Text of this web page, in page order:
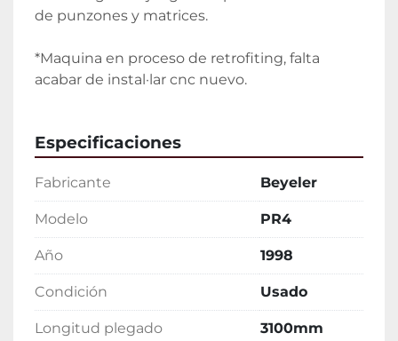
de punzones y matrices.
*Maquina en proceso de retrofiting, falta
acabar de instal·lar cnc nuevo.
Especificaciones
Fabricante Beyeler
Modelo PR4
Año 1998
Condición Usado
Longitud plegado 3100mm